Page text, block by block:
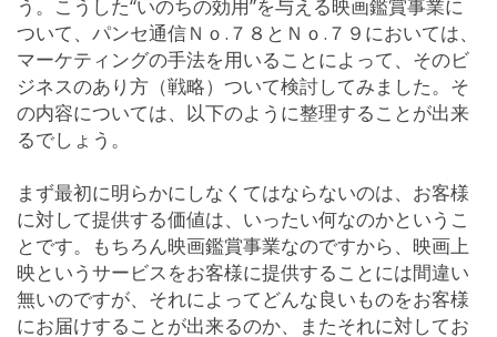
う。こうした“いのちの効用”を与える映画鑑賞事業に
ついて、パンセ通信Ｎｏ.７８とＮｏ.７９においては、
マーケティングの手法を用いることによって、そのビ
ジネスのあり方（戦略）ついて検討してみました。そ
の内容については、以下のように整理することが出来
るでしょう。
まず最初に明らかにしなくてはならないのは、お客様
に対して提供する価値は、いったい何なのかというこ
とです。もちろん映画鑑賞事業なのですから、映画上
映というサービスをお客様に提供することには間違い
無いのですが、それによってどんな良いものをお客様
にお届けすることが出来るのか、またそれに対してお